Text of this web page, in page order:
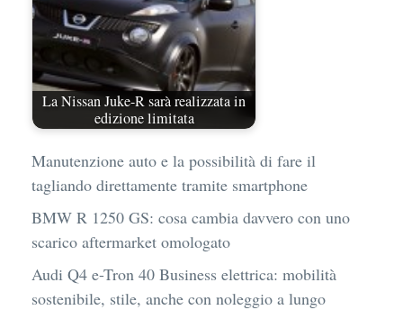
La Nissan Juke-R sarà realizzata in
edizione limitata
Manutenzione auto e la possibilità di fare il
tagliando direttamente tramite smartphone
BMW R 1250 GS: cosa cambia davvero con uno
scarico aftermarket omologato
Audi Q4 e-Tron 40 Business elettrica: mobilità
sostenibile, stile, anche con noleggio a lungo